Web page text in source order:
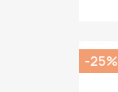
-25%